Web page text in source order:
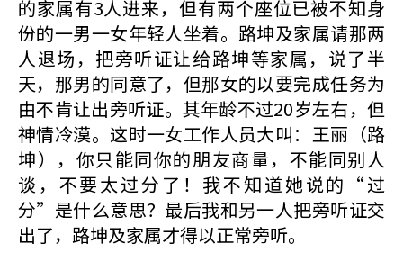
的家属有3人进来，但有两个座位已被不知身
份的一男一女年轻人坐着。路坤及家属请那两
人退场，把旁听证让给路坤等家属，说了半
天，那男的同意了，但那女的以要完成任务为
由不肯让出旁听证。其年龄不过20岁左右，但
神情冷漠。这时一女工作人员大叫：王丽（路
坤），你只能同你的朋友商量，不能同别人
谈，不要太过分了！我不知道她说的“过
分”是什么意思？最后我和另一人把旁听证交
出了，路坤及家属才得以正常旁听。